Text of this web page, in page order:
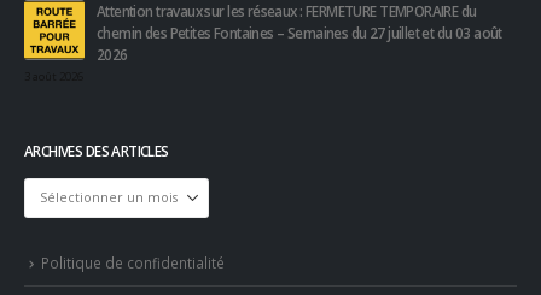
Attention travaux sur les réseaux : FERMETURE TEMPORAIRE du
chemin des Petites Fontaines – Semaines du 27 juillet et du 03 août
2026
ARCHIVES DES ARTICLES
Archives
des
Politique de confidentialité